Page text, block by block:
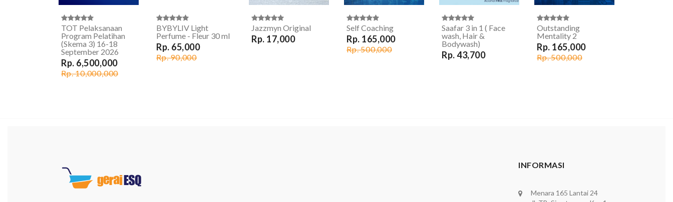
TOT Pelaksanaan
Program Pelatihan
(Skema 3) 16-18
September 2026
Rp. 6,500,000
Rp. 10,000,000
BYBYLIV Light
Perfume - Fleur 30 ml
Rp. 65,000
Rp. 90,000
Jazzmyn Original
Rp. 17,000
Self Coaching
Rp. 165,000
Rp. 500,000
Saafar 3 in 1 ( Face
wash, Hair &
Bodywash)
Rp. 43,700
Outstanding
Mentality 2
Rp. 165,000
Rp. 500,000
INFORMASI
Menara 165 Lantai 24